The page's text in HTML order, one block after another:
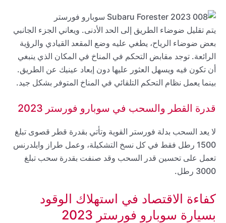
يتم تقليل ضوضاء الطريق إلى الحد الأدنى. ويعاني الجزء الجانبي
بعض ضوضاء الرياح، يطغي عليه وضع المقعد القيادي والرؤية
الرائعة. توجد مقابض التحكم في المناخ في المكان الذي ينبغي
أن تكون فيه ويسهل العثور عليها دون إبعاد عينيك عن الطريق.
بينما يعمل نظام التحكم التلقائي في المناخ المتوفر بشكل جيد.
قدرة القطر والسحب في سوبارو فورستر 2023
لا يعد السحب بدلة فورستر القوية وتأتي بقدرة قطر قصوى تبلغ
1500 رطل فقط في كل نسخ التشكيلة، وعمل طراز وايلدرنس
تعمل على تحسين قدر السحب وقد صنفت بقدرة سحب تبلغ
3000 رطل.
كفاءة الاقتصاد في استهلاك الوقود
بسيارة سوبارو فورستر 2023